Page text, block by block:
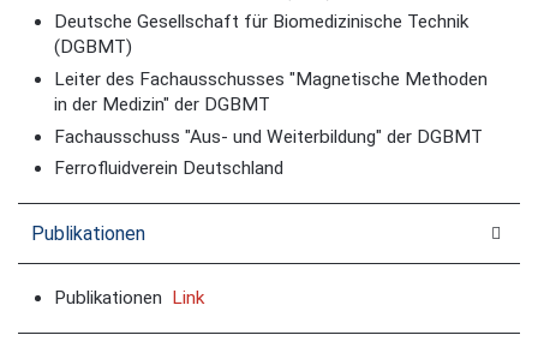
Deutsche Gesellschaft für Biomedizinische Technik
(DGBMT)
Leiter des Fachausschusses "Magnetische Methoden
in der Medizin" der DGBMT
Fachausschuss "Aus- und Weiterbildung" der DGBMT
Ferrofluidverein Deutschland
Publikationen
Publikationen Link